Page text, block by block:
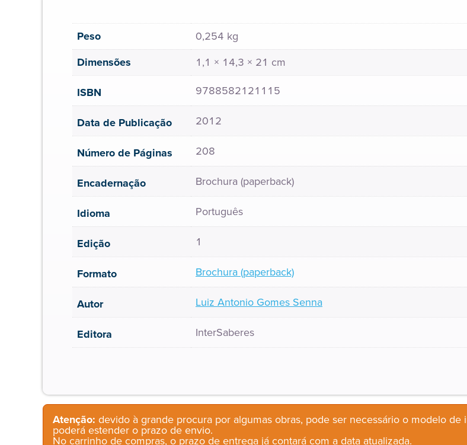
Peso
0,254 kg
Dimensões
1,1 × 14,3 × 21 cm
ISBN
9788582121115
Data de Publicação 2012
Número de Páginas 208
Encadernação Brochura (paperback)
Idioma Português
Edição 1
Formato Brochura (paperback)
Autor Luiz Antonio Gomes Senna
Editora InterSaberes
Atenção: devido à grande procura por algumas obras, pode ser necessário o modelo
poderá estender o prazo de envio.
No carrinho de compras, o prazo de entrega já contará com a data atualizada.